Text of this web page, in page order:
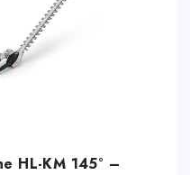
HL-KM 145° –